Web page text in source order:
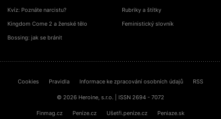
Kvíz: Poznáte narcistu?
Kingdom Come 2 a ženské tělo
Bossing: jak se bránit
Rubriky a štítky
Feministický slovník
Cookies Pravidla Informace ke zpracování osobních údajů RSS
© 2026 Heroine, s.r.o. | ISSN 2694 - 7072
Finmag.cz Peníze.cz Ušetři.peníze.cz Peniaze.sk